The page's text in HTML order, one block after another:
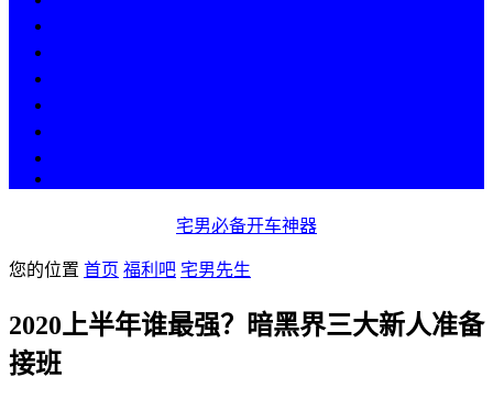
宅男必备开车神器
您的位置 首页 福利吧 宅男先生
2020上半年谁最强？暗黑界三大新人准备
接班